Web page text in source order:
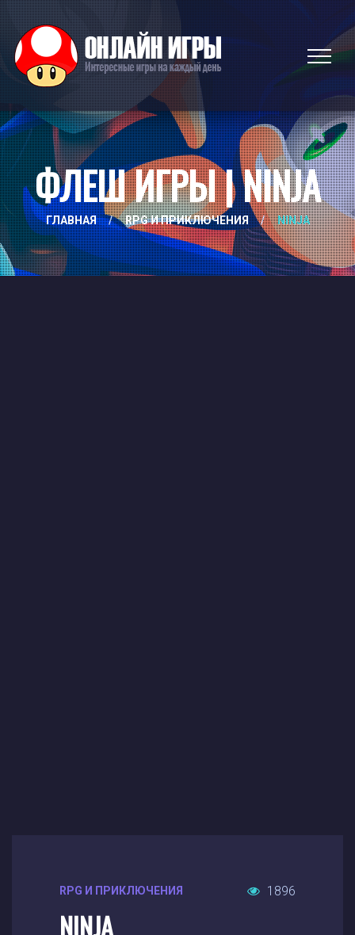
ФЛЕШ ИГРЫ | NINJA
ГЛАВНАЯ / RPG И ПРИКЛЮЧЕНИЯ / NINJA
RPG И ПРИКЛЮЧЕНИЯ 1896
NINJA